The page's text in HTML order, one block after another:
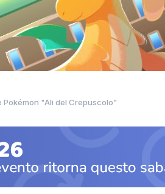
Pokémon "Ali del Crepuscolo"